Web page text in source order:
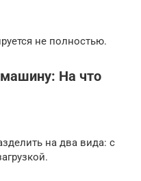
не полностью.
На что
на два вида: с